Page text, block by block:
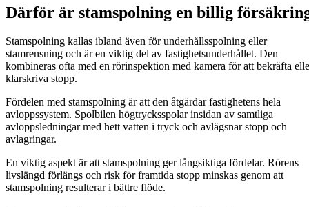
Därför är stamspolning en billig
Stamspolning kallas ibland även för underhållsspolning eller
stamrensning och är en viktig del av fastighetsunderhållet. Den
kombineras ofta med en rörinspektion med kamera för att bekräfta
klarskriva stopp.
Fördelen med stamspolning är att den åtgärdar fastighetens hela
avloppssystem. Spolbilen högtrycksspolar insidan av samtliga
avloppsledningar med hett vatten i tryck och avlägsnar stopp och
avlagringar.
En viktig aspekt är att stamspolning ger långsiktiga fördelar. Rörens
livslängd förlängs och risk för framtida stopp minskas genom att
stamspolning resulterar i bättre flöde.